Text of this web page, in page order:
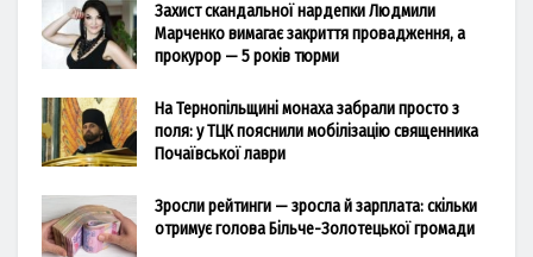
Захист скандальної нардепки Людмили
Марченко вимагає закриття провадження, а
прокурор — 5 років тюрми
На Тернопільщині монаха забрали просто з
поля: у ТЦК пояснили мобілізацію священника
Почаївської лаври
Зросли рейтинги — зросла й зарплата: скільки
отримує голова Більче-Золотецької громади